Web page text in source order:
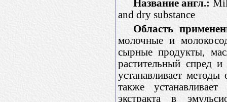
Название англ.:
and dry substance
Область
молочные и
сырные продукты,
растительный спред
устанавливает
также
экстракта в